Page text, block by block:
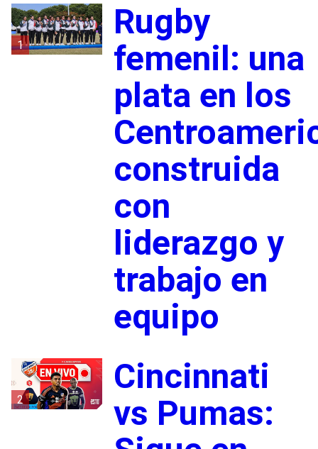
1
Rugby
femenil: una
plata en los
construida
con
liderazgo y
trabajo en
equipo
2
Cincinnati
vs Pumas: